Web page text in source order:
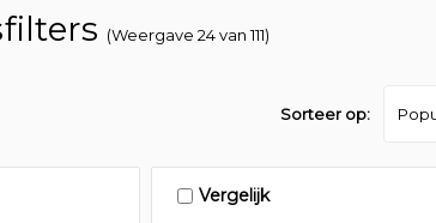
(Weergave 24 van 111)
Sorteer op:
Vergelijk